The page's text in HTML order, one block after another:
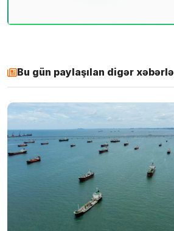
Bu gün paylaşılan digər